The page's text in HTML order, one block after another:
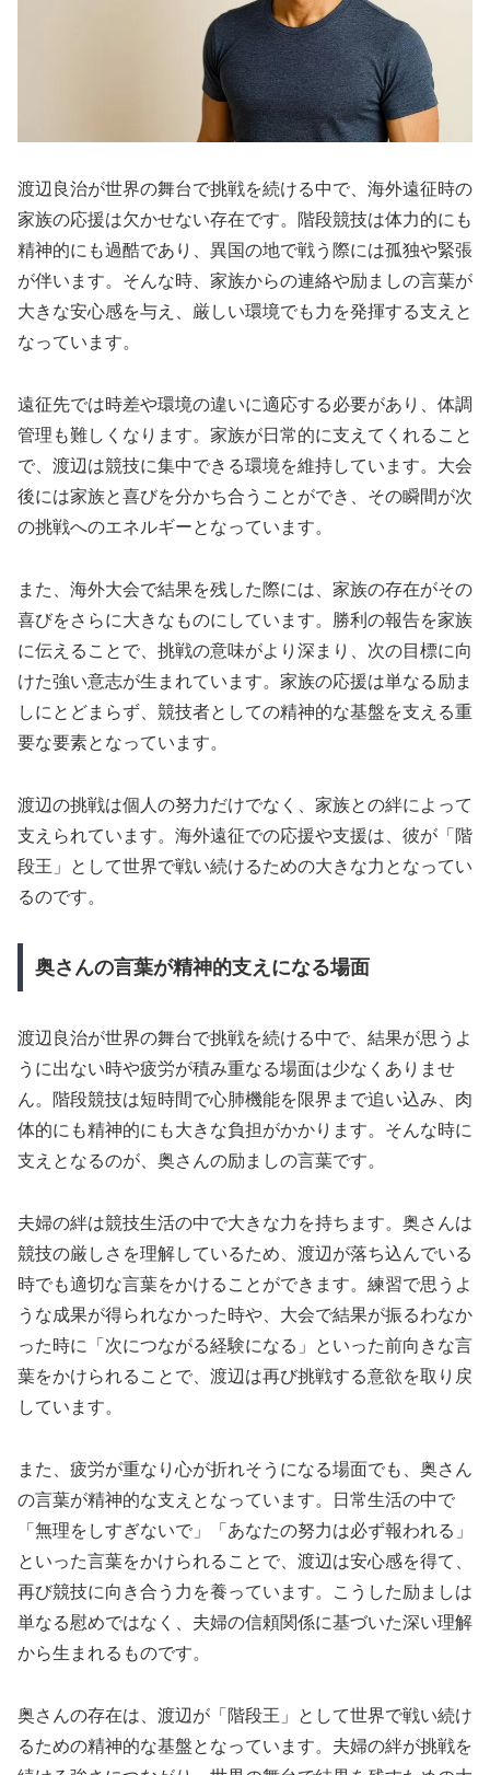
渡辺良治が世界の舞台で挑戦を続ける中で、海外遠征時の
家族の応援は欠かせない存在です。階段競技は体力的にも
精神的にも過酷であり、異国の地で戦う際には孤独や緊張
が伴います。そんな時、家族からの連絡や励ましの言葉が
大きな安心感を与え、厳しい環境でも力を発揮する支えと
なっています。
遠征先では時差や環境の違いに適応する必要があり、体調
管理も難しくなります。家族が日常的に支えてくれること
で、渡辺は競技に集中できる環境を維持しています。大会
後には家族と喜びを分かち合うことができ、その瞬間が次
の挑戦へのエネルギーとなっています。
また、海外大会で結果を残した際には、家族の存在がその
喜びをさらに大きなものにしています。勝利の報告を家族
に伝えることで、挑戦の意味がより深まり、次の目標に向
けた強い意志が生まれています。家族の応援は単なる励ま
しにとどまらず、競技者としての精神的な基盤を支える重
要な要素となっています。
渡辺の挑戦は個人の努力だけでなく、家族との絆によって
支えられています。海外遠征での応援や支援は、彼が「階
段王」として世界で戦い続けるための大きな力となってい
るのです。
奥さんの言葉が精神的支えになる場面
渡辺良治が世界の舞台で挑戦を続ける中で、結果が思うよ
うに出ない時や疲労が積み重なる場面は少なくありませ
ん。階段競技は短時間で心肺機能を限界まで追い込み、肉
体的にも精神的にも大きな負担がかかります。そんな時に
支えとなるのが、奥さんの励ましの言葉です。
夫婦の絆は競技生活の中で大きな力を持ちます。奥さんは
競技の厳しさを理解しているため、渡辺が落ち込んでいる
時でも適切な言葉をかけることができます。練習で思うよ
うな成果が得られなかった時や、大会で結果が振るわなか
った時に「次につながる経験になる」といった前向きな言
葉をかけられることで、渡辺は再び挑戦する意欲を取り戻
しています。
また、疲労が重なり心が折れそうになる場面でも、奥さん
の言葉が精神的な支えとなっています。日常生活の中で
「無理をしすぎないで」「あなたの努力は必ず報われる」
といった言葉をかけられることで、渡辺は安心感を得て、
再び競技に向き合う力を養っています。こうした励ましは
単なる慰めではなく、夫婦の信頼関係に基づいた深い理解
から生まれるものです。
奥さんの存在は、渡辺が「階段王」として世界で戦い続け
るための精神的な基盤となっています。夫婦の絆が挑戦を